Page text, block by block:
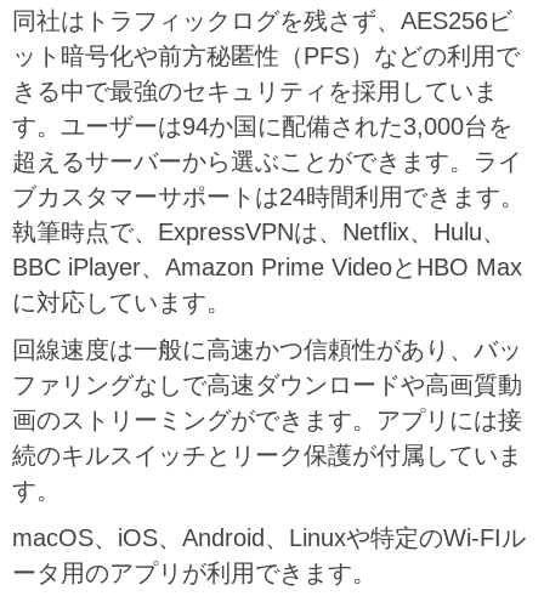
同社はトラフィックログを残さず、AES256ビ
ット暗号化や前方秘匿性（PFS）などの利用で
きる中で最強のセキュリティを採用していま
す。ユーザーは94か国に配備された3,000台を
超えるサーバーから選ぶことができます。ライ
ブカスタマーサポートは24時間利用できます。
執筆時点で、ExpressVPNは、Netflix、Hulu、
BBC iPlayer、Amazon Prime VideoとHBO Max
に対応しています。
回線速度は一般に高速かつ信頼性があり、バッ
ファリングなしで高速ダウンロードや高画質動
画のストリーミングができます。アプリには接
続のキルスイッチとリーク保護が付属していま
す。
macOS、iOS、Android、Linuxや特定のWi-FIル
ータ用のアプリが利用できます。